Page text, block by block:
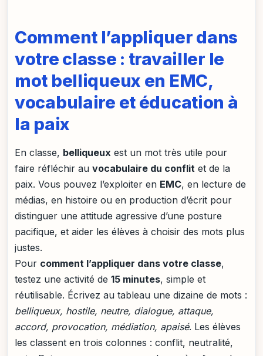
Comment l’appliquer dans
votre classe : travailler le
mot belliqueux en EMC,
vocabulaire et éducation à
la paix
En classe, belliqueux est un mot très utile pour
faire réfléchir au vocabulaire du conflit et de la
paix. Vous pouvez l’exploiter en EMC, en lecture de
médias, en histoire ou en production d’écrit pour
distinguer une attitude agressive d’une posture
pacifique, et aider les élèves à choisir des mots plus
justes.
Pour comment l’appliquer dans votre classe,
testez une activité de 15 minutes, simple et
réutilisable. Écrivez au tableau une dizaine de mots :
belliqueux, hostile, neutre, dialogue, attaque,
accord, provocation, médiation, apaisé. Les élèves
les classent en trois colonnes : conflit, neutralité,